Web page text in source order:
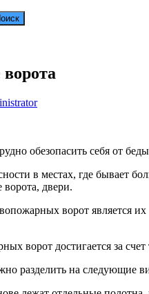
обезопасить себя от
в местах, где бывает
двери.
ворот является их
ворот достигается за
разделить на следующие